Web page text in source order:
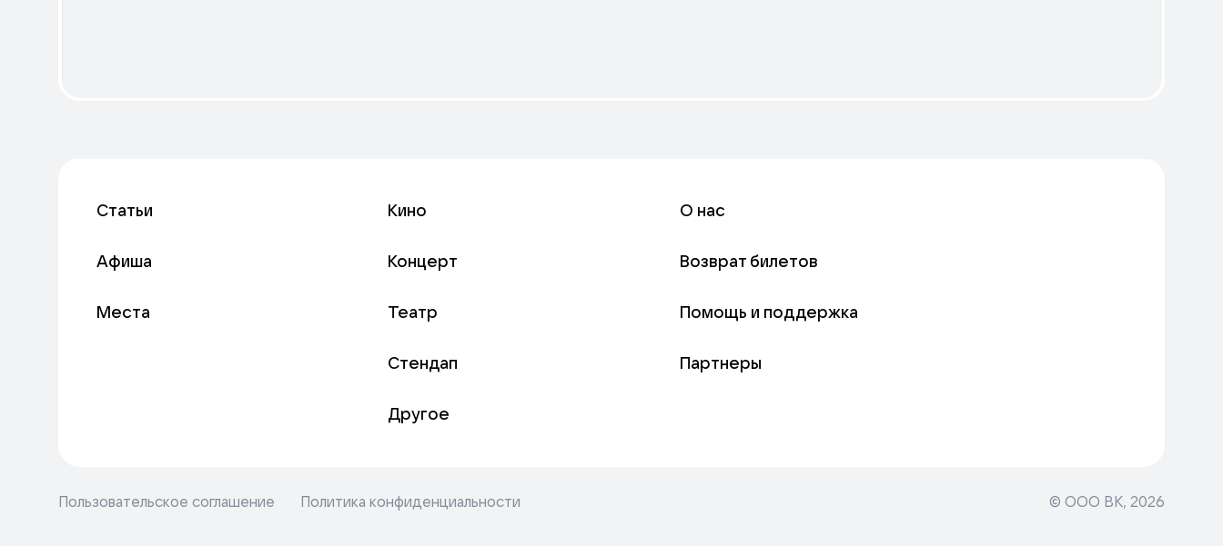
Статьи
Афиша
Места
Кино
Концерт
Театр
Стендап
Другое
О нас
Возврат билетов
Помощь и поддержка
Партнеры
Пользовательское соглашение Политика конфиденциальности © ООО ВК, 2026